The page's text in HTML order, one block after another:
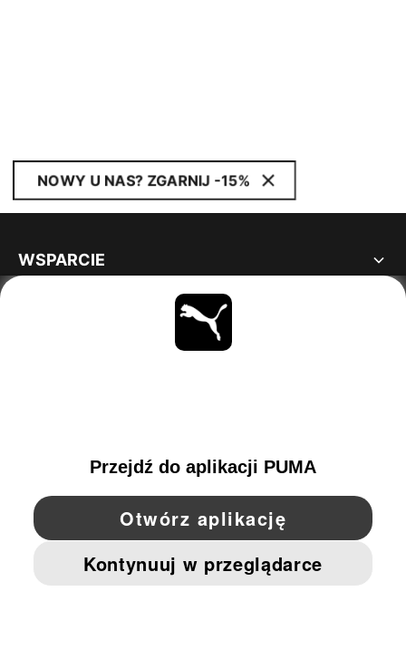
NOWY U NAS? ZGARNIJ -15%
WSPARCIE
YouTube Twitter Pinterest Instagram
NADRUK FIRMOWY I DANE PRAWNE